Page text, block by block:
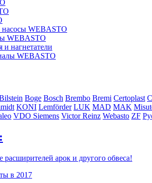
WEBASTO
WEBASTO
и нагнетатели
WEBASTO
Boge Bosch Brembo Bremi Certoplast
KONI Lemförder LUK MAD MAK
VDO Siemens Victor Reinz Webasto ZF
расширителей арок и другого обвеса!
в 2017